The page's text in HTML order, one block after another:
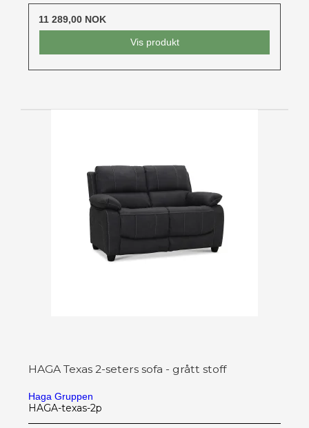
11 289,00 NOK
Vis produkt
HAGA Texas 2-seters sofa - grått stoff
Haga Gruppen
HAGA-texas-2p